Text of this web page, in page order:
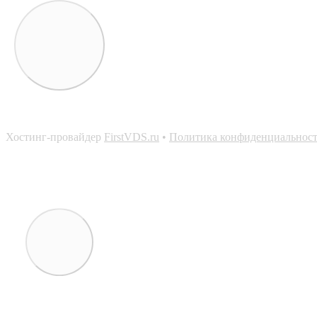
Хостинг-провайдер FirstVDS.ru • Политика